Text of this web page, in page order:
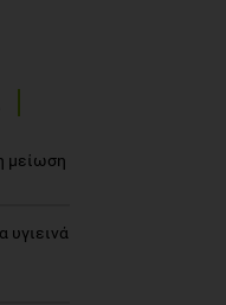
μείωση
υγιεινά